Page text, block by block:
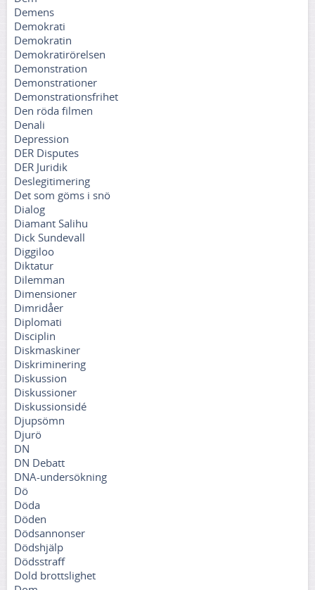
Demens
Demokrati
Demokratin
Demokratirörelsen
Demonstration
Demonstrationer
Demonstrationsfrihet
Den röda filmen
Denali
Depression
DER Disputes
DER Juridik
Deslegitimering
Det som göms i snö
Dialog
Diamant Salihu
Dick Sundevall
Diggiloo
Diktatur
Dilemman
Dimensioner
Dimridåer
Diplomati
Disciplin
Diskmaskiner
Diskriminering
Diskussion
Diskussioner
Diskussionsidé
Djupsömn
Djurö
DN
DN Debatt
DNA-undersökning
Dö
Döda
Döden
Dödsannonser
Dödshjälp
Dödsstraff
Dold brottslighet